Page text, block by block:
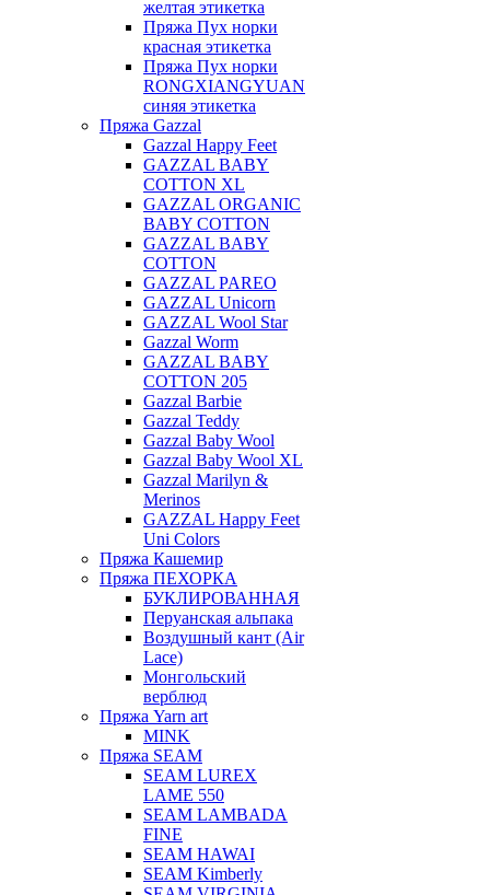
желтая этикетка
Пряжа Пух норки
красная этикетка
Пряжа Пух норки
RONGXIANGYUAN
синяя этикетка
Пряжа Gazzal
Gazzal Happy Feet
GAZZAL BABY
COTTON XL
GAZZAL ORGANIC
BABY COTTON
GAZZAL BABY
COTTON
GAZZAL PAREO
GAZZAL Unicorn
GAZZAL Wool Star
Gazzal Worm
GAZZAL BABY
COTTON 205
Gazzal Barbie
Gazzal Teddy
Gazzal Baby Wool
Gazzal Baby Wool XL
Gazzal Marilyn &
Merinos
GAZZAL Happy Feet
Uni Colors
Пряжа Кашемир
Пряжа ПЕХОРКА
БУКЛИРОВАННАЯ
Перуанская альпака
Воздушный кант (Air
Lace)
Монгольский
верблюд
Пряжа Yarn art
MINK
Пряжа SEAM
SEAM LUREX
LAME 550
SEAM LAMBADA
FINE
SEAM HAWAI
SEAM Kimberly